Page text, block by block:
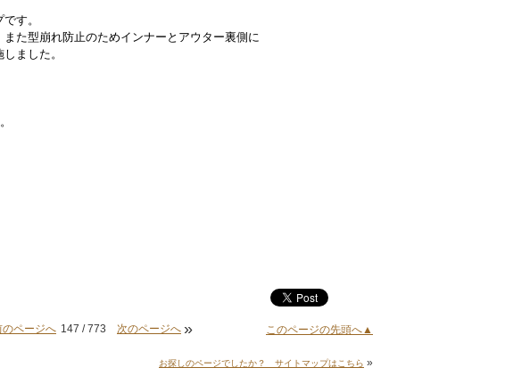
す。
た型崩れ防止のためインナーとアウター裏側に
ました。
のページへ 147 / 773 次のページへ » このページの先頭へ▲
お探しのページでしたか？ サイトマップはこちら »